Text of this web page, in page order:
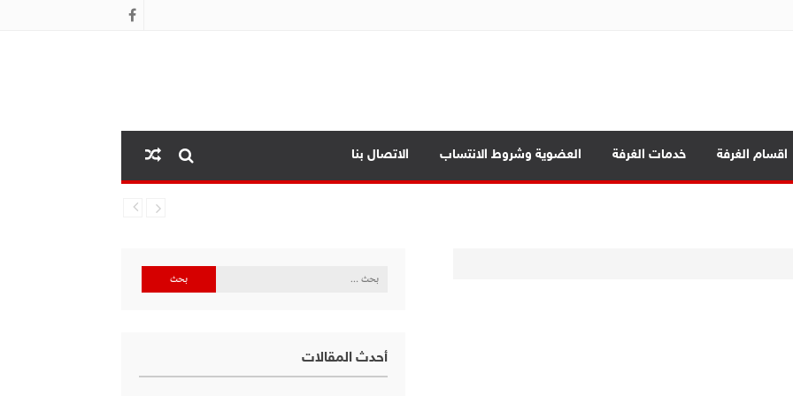
اقسام الغرفة خدمات الغرفة العضوية وشروط الانتساب الاتصال بنا
البحث
أحدث المقالات